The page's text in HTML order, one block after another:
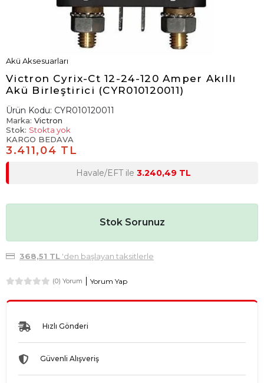
Akü Aksesuarları
Victron Cyrix-Ct 12-24-120 Amper Akıllı
Akü Birleştirici (CYR010120011)
Ürün Kodu: CYR010120011
Marka: Victron
Stok: Stokta yok
KARGO BEDAVA
3.411,04 TL
Havale/EFT ile 3.240,49 TL
Stok Sorunuz
368,51 TL'den başlayan taksitlerle
(0) Yorum Yorum Yap
Hızlı Gönderi
Güvenli Alışveriş